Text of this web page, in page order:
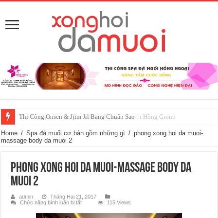
Thi Công Onsen & Jjim Jil Bang Chuẩn Sao
Lắp Đặt Spa Jjim Jil Bang Kinh Doanh – Muối Hồng Group
Home / Spa đá muối cơ bản gồm những gì / phong xong hoi da muoi-
massage body da muoi 2
phong xong hoi da muoi-massage body da
muoi 2
admin
Tháng Hai 21, 2017
Chức năng bình luận bị tắtở
xong
115 Views